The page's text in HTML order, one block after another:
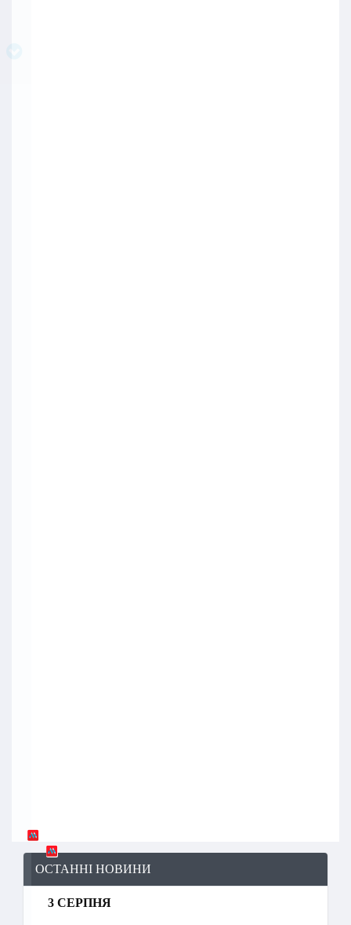
ОСТАННІ НОВИНИ
3 СЕРПНЯ